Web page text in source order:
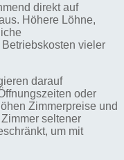
direkt auf
Höhere Löhne,
vieler
darauf
oder
Zimmerpreise und
seltener
um mit